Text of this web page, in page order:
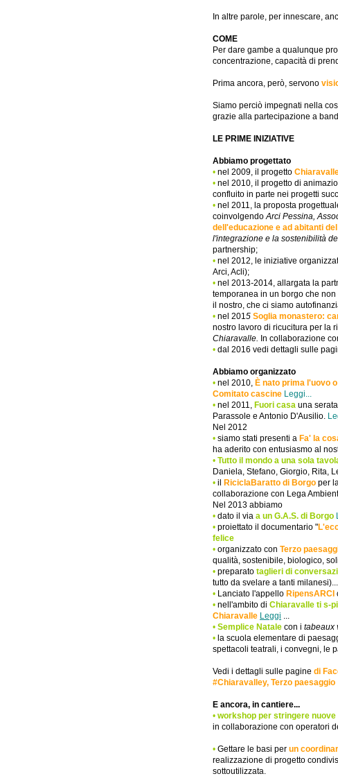
In altre parole, per innescare,
COME
Per dare gambe a qualunque
concentrazione, capacità di
Prima ancora, però, servono
Siamo perciò impegnati nella
grazie alla partecipazione a
LE PRIME INIZIATIVE
Abbiamo progettato
• nel 2009, il progetto
• nel 2010, il progetto di
confluito in parte nei progetti
• nel 2011, la proposta
coinvolgendoArci Pessina,
dell'educazione e ad abitanti
l'integrazione e la sostenibilità
partnership;
• nel 2012, le iniziative
Arci, Acli);
• nel 2013-2014, allargata la
temporanea in un borgo che
il nostro, che ci siamo
• nel 2015 Soglia monastero:
nostro lavoro di ricucitura per la
Chiaravalle. In collaborazione
• dal 2016 vedi dettagli sulle
Abbiamo organizzato
• nel 2010, È nato prima l'uovo
Comitato cascine Leggi...
• nel 2011, Fuori casa una serata
Parassole e Antonio D'Ausilio.
Nel 2012
• siamo stati presenti a Fa' la
ha aderito con entusiasmo al
• Tutto il mondo a una sola
Daniela, Stefano, Giorgio, Rita,
• il RiciclaBaratto di Borgo per
collaborazione con Lega
Nel 2013 abbiamo
• dato il via a un G.A.S. di Borgo
• proiettato il documentario "
felice
• organizzato con Terzo
qualità, sostenibile, biologico,
• preparato taglieri di
tutto da svelare a tanti milanesi)...
• Lanciato l'appello RipensARCI
• nell'ambito di Chiaravalle ti s-
Chiaravalle Leggi ...
• Semplice Natale con i tabeaux
• la scuola elementare di
spettacoli teatrali, i convegni, le
Vedi i dettagli sulle pagine di
#Chiaravalley, Terzo paesaggio
E ancora, in cantiere...
• workshop per stringere nuove
in collaborazione con operatori
• Gettare le basi per un
realizzazione di progetto
sottoutilizzata.